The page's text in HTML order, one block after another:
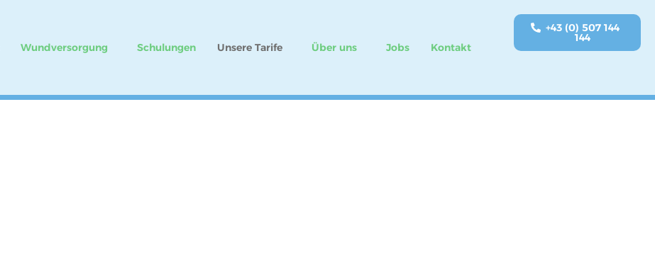
Wundversorgung Schulungen Unsere Tarife Über uns Jobs Kontakt
+43 (0) 507 144
144